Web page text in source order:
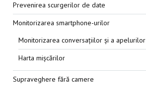
Prevenirea scurgerilor de date
Monitorizarea smartphone-urilor
Monitorizarea conversațiilor și a apelurilor
Harta mișcărilor
Supraveghere fără camere